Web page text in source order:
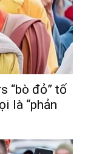
“bò đỏ” tố
là “phản